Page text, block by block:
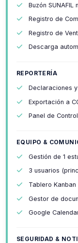
Buzón SUNAFIL
Registro de
Registro de
Descarga
REPORTERÍA
Declaraciones y
Exportación a
Panel de
EQUIPO &
Gestión de 1
3 usuarios
Tablero
Gestor de
Google
SEGURIDAD &